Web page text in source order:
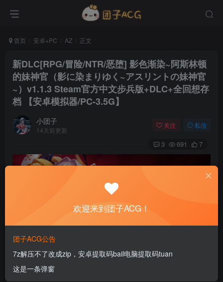
首页 安卓+PC AZ 正文
新DLC[RPG/冒险/NTR/恶堕] 影色渐染~阿斯林顿
的妹神官（影に染まりゆく~アスリントの妹神官
~）v1.1.3 Steam官方中文步兵版+DLC+全回想存
档 【安卓模拟器/PC-3.5G】
小团子
14天前更新
关注 私信
3 691 7
PS:安卓使用joipaly模拟器进行游玩（选择exe或index.html启
欢迎来到团子ACG！
团子ACG公告
7z解压不了改成zip，安卓提取码bail电脑提取码tuan
这是一条弹窗